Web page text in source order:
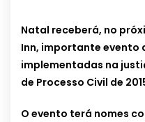
Natal receberá, no
Inn, importante evento
implementadas na
de Processo Civil de
O evento terá nomes